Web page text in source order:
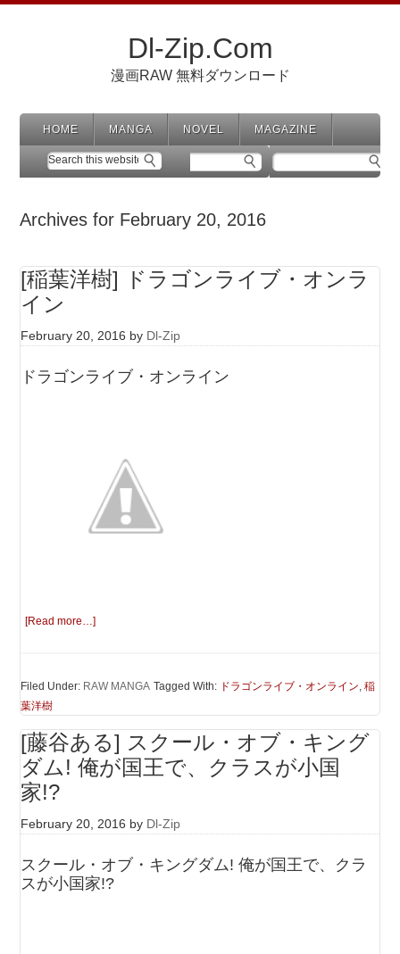
Dl-Zip.Com
漫画RAW 無料ダウンロード
HOME MANGA NOVEL MAGAZINE
Archives for February 20, 2016
[稲葉洋樹] ドラゴンライブ・オンラ
イン
February 20, 2016 by Dl-Zip
ドラゴンライブ・オンライン
[Read more…]
Filed Under: RAW MANGA Tagged With: ドラゴンライブ・オンライン,稲
葉洋樹
[藤谷ある] スクール・オブ・キング
ダム! 俺が国王で、クラスが小国
家!?
February 20, 2016 by Dl-Zip
スクール・オブ・キングダム! 俺が国王で、クラ
スが小国家!?